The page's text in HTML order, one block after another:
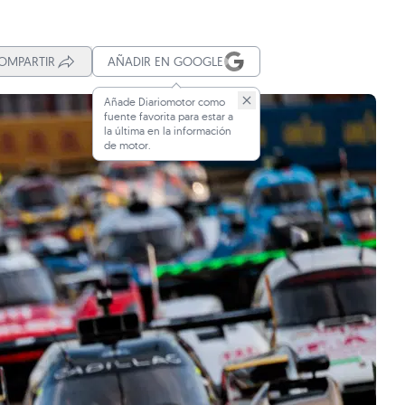
AÑADIR EN GOOGLE
Añade Diariomotor como
fuente favorita para estar a
la última en la información
de motor.